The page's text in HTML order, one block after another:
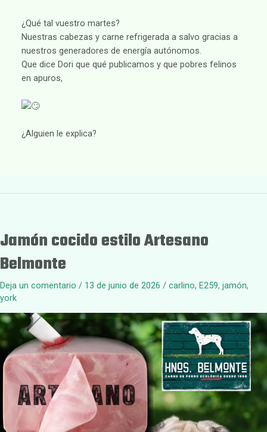
¿Qué tal vuestro martes?
Nuestras cabezas y carne refrigerada a salvo gracias a
nuestros generadores de energía autónomos.
Que dice Dori que qué publicamos y que pobres felinos
en apuros,
¿Alguien le explica?
Jamón cocido estilo Artesano
Belmonte
Deja un comentario / 13 de junio de 2026 / carlino, E259, jamón,
york